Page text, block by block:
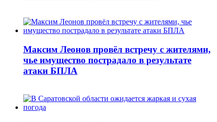
Максим Леонов провёл встречу с жителями,
чье имущество пострадало в результате
атаки БПЛА